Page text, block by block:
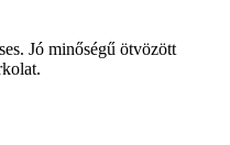
Jó minőségű ötvözött